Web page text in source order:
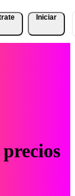
Iniciar